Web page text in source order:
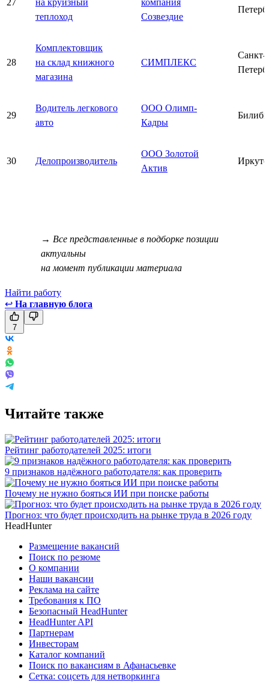
теплоход
Созвездие
28
Комплектовщик
на склад книжного
магазина
СИМПЛЕКС
Санкт-
29
Водитель легкового
авто
ООО Олимп-
Кадры
30 Делопроизводитель
ООО Золотой
Актив
→ Все представленные в подборке позиции
актуальны
на момент публикации материала
Найти работу
↩ На главную блога
7
Читайте также
Рейтинг работодателей 2025: итоги
9 признаков надёжного работодателя: как проверить
Почему не нужно бояться ИИ при поиске работы
Прогноз: что будет происходить на рынке труда в 2026 году
HeadHunter
Размещение вакансий
Поиск по резюме
О компании
Наши вакансии
Реклама на сайте
Требования к ПО
Безопасный HeadHunter
HeadHunter API
Партнерам
Инвесторам
Каталог компаний
Поиск по вакансиям в Афанасьевке
Сетка: соцсеть для нетворкинга